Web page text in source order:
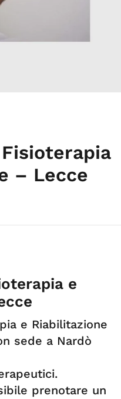
– Lecce
e
e Riabilitazione
sede a Nardò
prenotare un